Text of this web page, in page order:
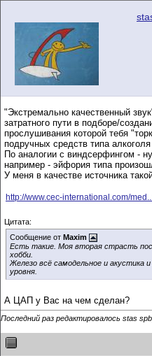
"Экстремально качественный
затратного пути в подборе/
прослушивания которой тебя
подручных средств типа алкоголя
По аналогии с виндсерфингом -
например - эйфория типа
У меня в качестве источника
http://www.cec-international.com/
Цитата:
Сообщение от Maxim
Есть такие. Моя вторая страсть
хобби.
Железо всё самодельное и акустика
уровня.
А ЦАП у Вас на чем сделан?
Последний раз редактировалось stas